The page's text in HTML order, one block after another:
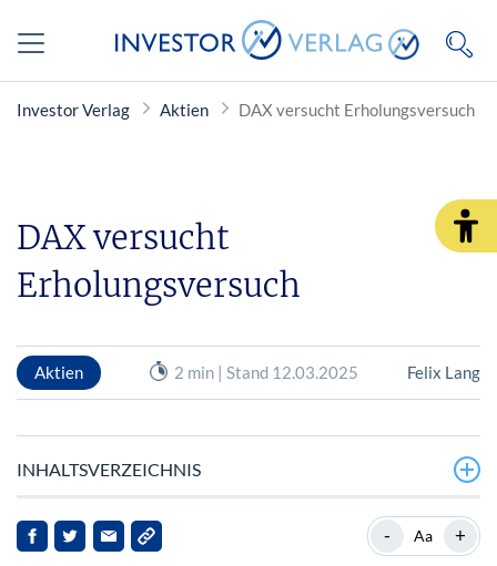
Investor Verlag Aktien DAX versucht Erholungsversuch
DAX versucht
Erholungsversuch
Aktien 2 min | Stand 12.03.2025 Felix Lang
INHALTSVERZEICHNIS
Unternehmensmeldungen: Wer überlebt das
Börsengewitter?
- Aa +